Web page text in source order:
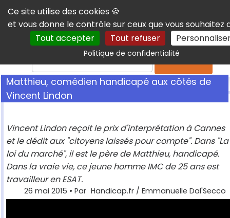
Panneau de gestion des cookies
Ce site utilise des cookies 🍪
et vous donne le contrôle sur ceux que vous souhaitez
Tout accepter
Tout refuser
Politique de confidentialité
Matthieu, comédien handicapé aux côtés de
Vincent Lindon
Vincent Lindon reçoit le prix d'interprétation à Cannes
et le dédit aux "citoyens laissés pour compte". Dans "La
loi du marché", il est le père de Matthieu, handicapé.
Dans la vraie vie, ce jeune homme IMC de 25 ans est
travailleur en ESAT.
26 mai 2015 • Par Handicap.fr / Emmanuelle Dal'Secco